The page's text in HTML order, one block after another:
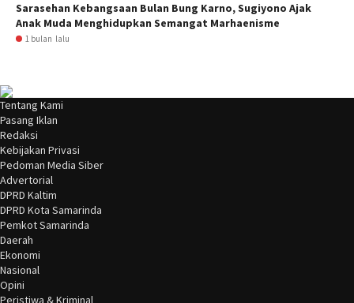
Sarasehan Kebangsaan Bulan Bung Karno, Sugiyono Ajak
Anak Muda Menghidupkan Semangat Marhaenisme
1 bulan lalu
Tentang Kami
Pasang Iklan
Redaksi
Kebijakan Privasi
Pedoman Media Siber
Advertorial
DPRD Kaltim
DPRD Kota Samarinda
Pemkot Samarinda
Daerah
Ekonomi
Nasional
Opini
Peristiwa & Kriminal